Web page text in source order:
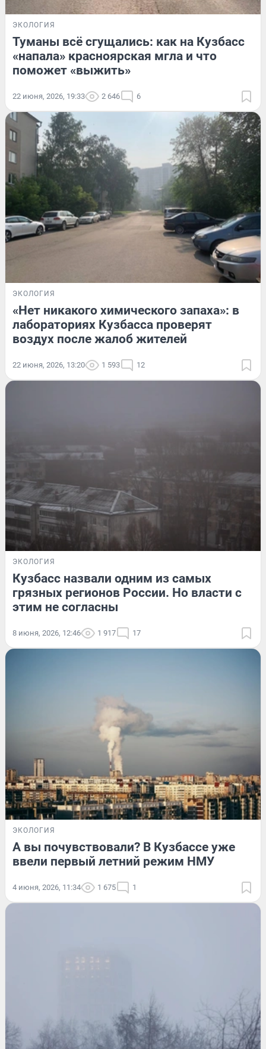
ЭКОЛОГИЯ
Туманы всё сгущались: как на Кузбасс
«напала» красноярская мгла и что
поможет «выжить»
22 июня, 2026, 19:33 2 646 6
ЭКОЛОГИЯ
«Нет никакого химического запаха»: в
лабораториях Кузбасса проверят
воздух после жалоб жителей
22 июня, 2026, 13:20 1 593 12
ЭКОЛОГИЯ
Кузбасс назвали одним из самых
грязных регионов России. Но власти с
этим не согласны
8 июня, 2026, 12:46 1 917 17
ЭКОЛОГИЯ
А вы почувствовали? В Кузбассе уже
ввели первый летний режим НМУ
4 июня, 2026, 11:34 1 675 1